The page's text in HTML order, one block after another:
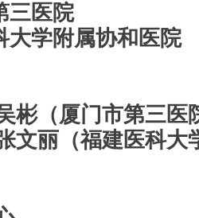
三医院
学附属协和医院
彬（厦门市第三医
丽（福建医科大